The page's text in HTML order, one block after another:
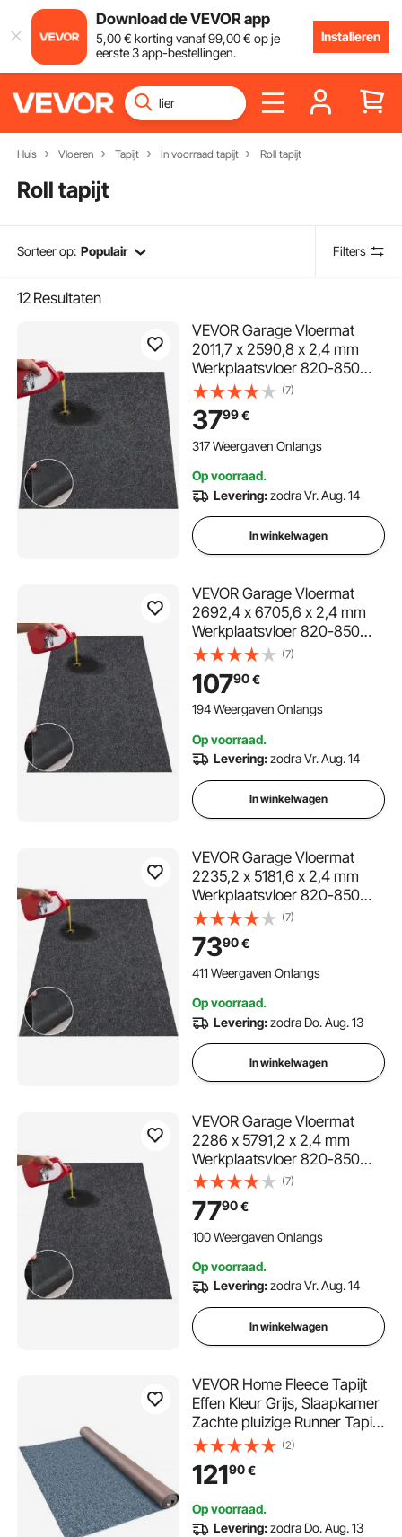
Download de VEVOR app
5,00€ korting vanaf99,00€ op je
eerste 3 app-bestellingen.
Installeren
Huis Vloeren Tapijt In voorraad tapijt Roll tapijt
Roll tapijt
Sorteer op: Populair Filters
12 Resultaten
VEVOR Garage Vloermat
2011,7 x 2590,8 x 2,4 mm
Werkplaatsvloer 820-850
g/m² Garagevloervilt & TPE
Olieopvangmat Garagemat
Servicemat
Vloerbescherming
(7)
3799€
317 Weergaven Onlangs
Op voorraad.
Levering:zodra Vr. Aug. 14
In winkelwagen
VEVOR Garage Vloermat
2692,4 x 6705,6 x 2,4 mm
Werkplaatsvloer 820-850
g/m² Garagevloervilt & TPE
Olieopvangmat Garagemat
Servicemat
Vloerbescherming
(7)
10790€
194 Weergaven Onlangs
Op voorraad.
Levering:zodra Vr. Aug. 14
In winkelwagen
VEVOR Garage Vloermat
2235,2 x 5181,6 x 2,4 mm
Werkplaatsvloer 820-850
g/m² Garagevloervilt & TPE
Olieopvangmat Garagemat
Servicemat
Vloerbescherming
(7)
7390€
411 Weergaven Onlangs
Op voorraad.
Levering:zodra Do. Aug. 13
In winkelwagen
VEVOR Garage Vloermat
2286 x 5791,2 x 2,4 mm
Werkplaatsvloer 820-850
g/m² Garagevloervilt & TPE
Olieopvangmat Garagemat
Servicemat
Vloerbescherming
(7)
7790€
100 Weergaven Onlangs
Op voorraad.
Levering:zodra Vr. Aug. 14
In winkelwagen
VEVOR Home Fleece Tapijt
Effen Kleur Grijs, Slaapkamer
Zachte pluizige Runner Tapijt
1,8x11 M Thuis, Tapijt Voor
Indoor Woonkamer, Nordic
Style Tapijt Thuis Tapijt Mat
(2)
12190€
Op voorraad.
Levering:zodra Do. Aug. 13